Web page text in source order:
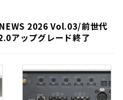
2026 Vol.03/前世代
アップグレード終了